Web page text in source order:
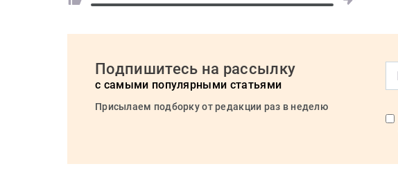
Подпишитесь на рассылку
с самыми популярными статьями
Присылаем подборку от редакции раз в неделю